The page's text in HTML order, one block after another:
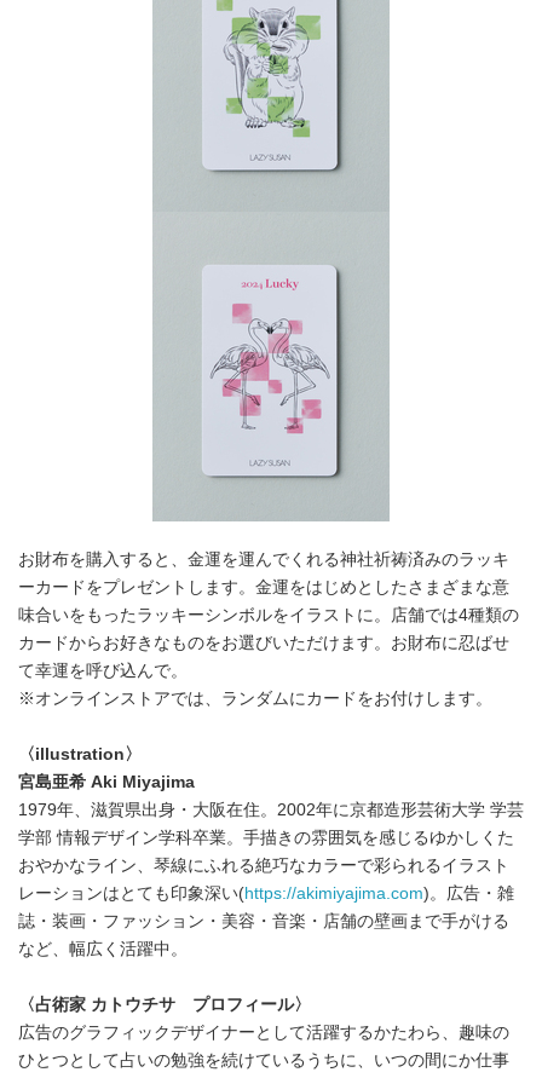
お財布を購入すると、金運を運んでくれる神社祈祷済みのラッキ
ーカードをプレゼントします。金運をはじめとしたさまざまな意
味合いをもったラッキーシンボルをイラストに。店舗では4種類の
カードからお好きなものをお選びいただけます。お財布に忍ばせ
て幸運を呼び込んで。
※オンラインストアでは、ランダムにカードをお付けします。
〈illustration〉
宮島亜希 Aki Miyajima
1979年、滋賀県出身・大阪在住。2002年に京都造形芸術大学 学芸
学部 情報デザイン学科卒業。手描きの雰囲気を感じるゆかしくた
おやかなライン、琴線にふれる絶巧なカラーで彩られるイラスト
レーションはとても印象深い(https://akimiyajima.com)。広告・雑
誌・装画・ファッション・美容・音楽・店舗の壁画まで手がける
など、幅広く活躍中。
〈占術家 カトウチサ プロフィール〉
広告のグラフィックデザイナーとして活躍するかたわら、趣味の
ひとつとして占いの勉強を続けているうちに、いつの間にか仕事